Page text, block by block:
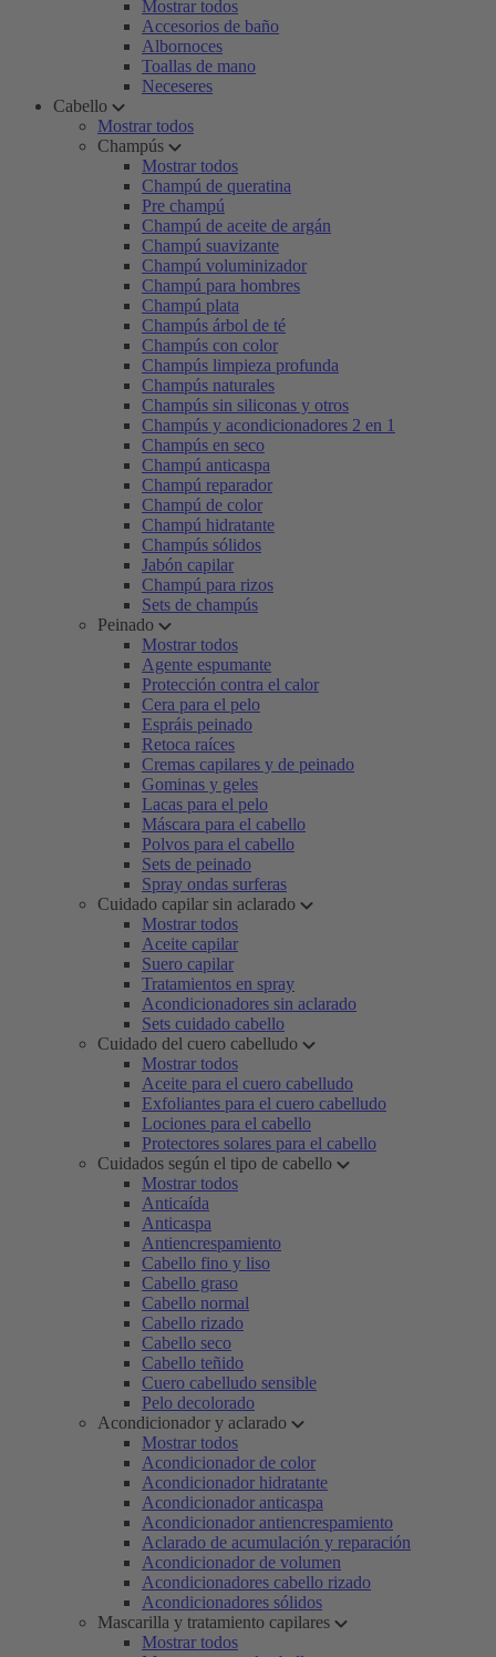
Mostrar todos
Accesorios de baño
Albornoces
Toallas de mano
Neceseres
Cabello
Mostrar todos
Champús
Mostrar todos
Champú de queratina
Pre champú
Champú de aceite de argán
Champú suavizante
Champú voluminizador
Champú para hombres
Champú plata
Champús árbol de té
Champús con color
Champús limpieza profunda
Champús naturales
Champús sin siliconas y otros
Champús y acondicionadores 2 en 1
Champús en seco
Champú anticaspa
Champú reparador
Champú de color
Champú hidratante
Champús sólidos
Jabón capilar
Champú para rizos
Sets de champús
Peinado
Mostrar todos
Agente espumante
Protección contra el calor
Cera para el pelo
Espráis peinado
Retoca raíces
Cremas capilares y de peinado
Gominas y geles
Lacas para el pelo
Máscara para el cabello
Polvos para el cabello
Sets de peinado
Spray ondas surferas
Cuidado capilar sin aclarado
Mostrar todos
Aceite capilar
Suero capilar
Tratamientos en spray
Acondicionadores sin aclarado
Sets cuidado cabello
Cuidado del cuero cabelludo
Mostrar todos
Aceite para el cuero cabelludo
Exfoliantes para el cuero cabelludo
Lociones para el cabello
Protectores solares para el cabello
Cuidados según el tipo de cabello
Mostrar todos
Anticaída
Anticaspa
Antiencrespamiento
Cabello fino y liso
Cabello graso
Cabello normal
Cabello rizado
Cabello seco
Cabello teñido
Cuero cabelludo sensible
Pelo decolorado
Acondicionador y aclarado
Mostrar todos
Acondicionador de color
Acondicionador hidratante
Acondicionador anticaspa
Acondicionador antiencrespamiento
Aclarado de acumulación y reparación
Acondicionador de volumen
Acondicionadores cabello rizado
Acondicionadores sólidos
Mascarilla y tratamiento capilares
Mostrar todos